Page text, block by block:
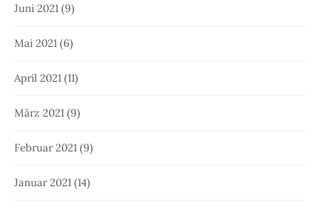
Juni 2021 (9)
Mai 2021 (6)
April 2021 (11)
März 2021 (9)
Februar 2021 (9)
Januar 2021 (14)